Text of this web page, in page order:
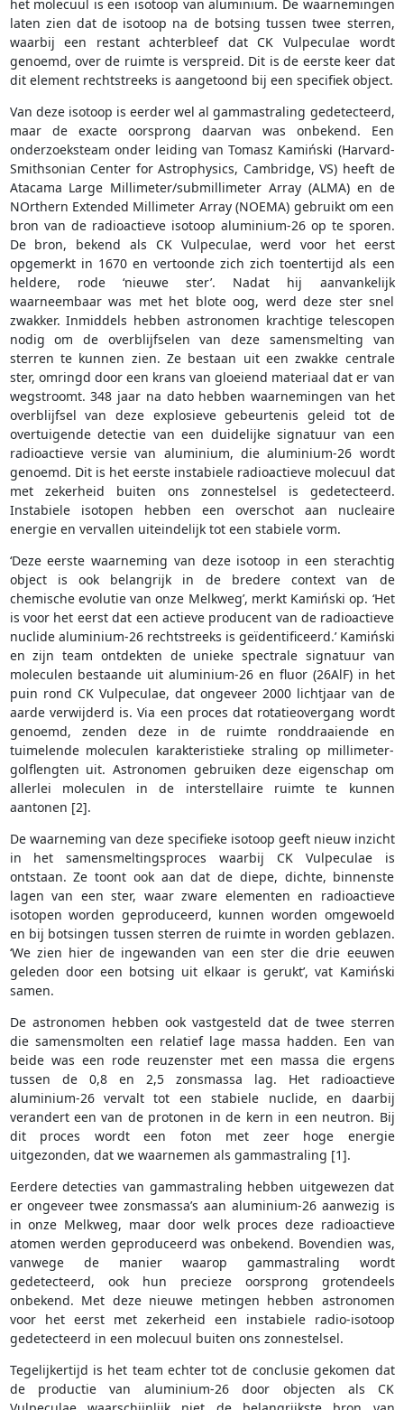
het molecuul is een isotoop van aluminium. De waarnemingen
laten zien dat de isotoop na de botsing tussen twee sterren,
waarbij een restant achterbleef dat CK Vulpeculae wordt
genoemd, over de ruimte is verspreid. Dit is de eerste keer dat
dit element rechtstreeks is aangetoond bij een specifiek object.
Van deze isotoop is eerder wel al gammastraling gedetecteerd,
maar de exacte oorsprong daarvan was onbekend. Een
onderzoeksteam onder leiding van Tomasz Kamiński (Harvard-
Smithsonian Center for Astrophysics, Cambridge, VS) heeft de
Atacama Large Millimeter/submillimeter Array (ALMA) en de
NOrthern Extended Millimeter Array (NOEMA) gebruikt om een
​​bron van de radioactieve isotoop aluminium-26 op te sporen.
De bron, bekend als CK Vulpeculae, werd voor het eerst
opgemerkt in 1670 en vertoonde zich zich toentertijd als een
heldere, rode ‘nieuwe ster’. Nadat hij aanvankelijk
waarneembaar was met het blote oog, werd deze ster snel
zwakker. Inmiddels hebben astronomen krachtige telescopen
nodig om de overblijfselen van deze samensmelting van
sterren te kunnen zien. Ze bestaan uit een zwakke centrale
ster, omringd door een krans van gloeiend materiaal dat er van
wegstroomt. 348 jaar na dato hebben waarnemingen van het
overblijfsel van deze explosieve gebeurtenis geleid tot de
overtuigende detectie van een duidelijke signatuur van een
radioactieve versie van aluminium, die aluminium-26 wordt
genoemd. Dit is het eerste instabiele radioactieve molecuul dat
met zekerheid buiten ons zonnestelsel is gedetecteerd.
Instabiele isotopen hebben een overschot aan nucleaire
energie en vervallen uiteindelijk tot een stabiele vorm.
‘Deze eerste waarneming van deze isotoop in een sterachtig
object is ook belangrijk in de bredere context van de
chemische evolutie van onze Melkweg’, merkt Kamiński op. ‘Het
is voor het eerst dat een actieve producent van de radioactieve
nuclide aluminium-26 rechtstreeks is geïdentificeerd.’ Kamiński
en zijn team ontdekten de unieke spectrale signatuur van
moleculen bestaande uit aluminium-26 en fluor (26AlF) in het
puin rond CK Vulpeculae, dat ongeveer 2000 lichtjaar van de
aarde verwijderd is. Via een proces dat rotatieovergang wordt
genoemd, zenden deze in de ruimte ronddraaiende en
tuimelende moleculen karakteristieke straling op millimeter-
golflengten uit. Astronomen gebruiken deze eigenschap om
allerlei moleculen in de interstellaire ruimte te kunnen
aantonen [2].
De waarneming van deze specifieke isotoop geeft nieuw inzicht
in het samensmeltingsproces waarbij CK Vulpeculae is
ontstaan. Ze toont ook aan dat de diepe, dichte, binnenste
lagen van een ster, waar zware elementen en radioactieve
isotopen worden geproduceerd, kunnen worden omgewoeld
en bij botsingen tussen sterren de ruimte in worden geblazen.
‘We zien hier de ingewanden van een ster die drie eeuwen
geleden door een botsing uit elkaar is gerukt’, vat Kamiński
samen.
De astronomen hebben ook vastgesteld dat de twee sterren
die samensmolten een relatief lage massa hadden. Een van
beide was een rode reuzenster met een massa die ergens
tussen de 0,8 en 2,5 zonsmassa lag. Het radioactieve
aluminium-26 vervalt tot een stabiele nuclide, en daarbij
verandert een van de protonen in de kern in een neutron. Bij
dit proces wordt een foton met zeer hoge energie
uitgezonden, dat we waarnemen als gammastraling [1].
Eerdere detecties van gammastraling hebben uitgewezen dat
er ongeveer twee zonsmassa’s aan aluminium-26 aanwezig is
in onze Melkweg, maar door welk proces deze radioactieve
atomen werden geproduceerd was onbekend. Bovendien was,
vanwege de manier waarop gammastraling wordt
gedetecteerd, ook hun precieze oorsprong grotendeels
onbekend. Met deze nieuwe metingen hebben astronomen
voor het eerst met zekerheid een instabiele radio-isotoop
gedetecteerd in een molecuul buiten ons zonnestelsel.
Tegelijkertijd is het team echter tot de conclusie gekomen dat
de productie van aluminium-26 door objecten als CK